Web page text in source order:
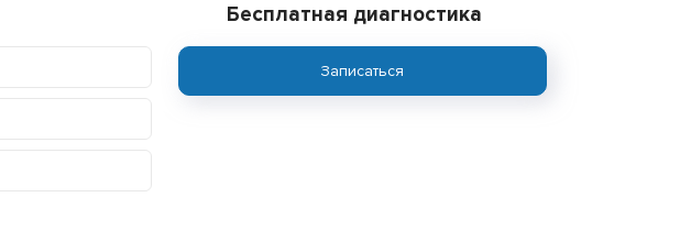
Бесплатная диагностика
Записаться